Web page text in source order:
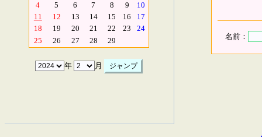
4
5 6 7 8 9
10
11
12 13 14 15 16
17
18
19 20 21 22 23
24
25
26 27 28 29
年 月
名前：